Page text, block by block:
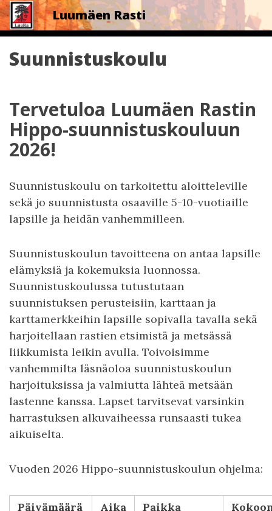
Luumäen Rasti
Suunnistuskoulu
Tervetuloa Luumäen Rastin
Hippo-suunnistuskouluun
2026!
Suunnistuskoulu on tarkoitettu aloitteleville
sekä jo suunnistusta osaaville 5-10-vuotiaille
lapsille ja heidän vanhemmilleen.
Suunnistuskoulun tavoitteena on antaa lapsille
elämyksiä ja kokemuksia luonnossa.
Suunnistuskoulussa tutustutaan
suunnistuksen perusteisiin, karttaan ja
karttamerkkeihin lapsille sopivalla tavalla sekä
harjoitellaan rastien etsimistä ja metsässä
liikkumista leikin avulla. Toivoisimme
vanhemmilta läsnäoloa suunnistuskoulun
harjoituksissa ja valmiutta lähteä metsään
lastenne kanssa. Lapset tarvitsevat varsinkin
harrastuksen alkuvaiheessa runsaasti tukea
aikuiselta.
Vuoden 2026 Hippo-suunnistuskoulun ohjelma:
Päivämäärä A ika P aikka K